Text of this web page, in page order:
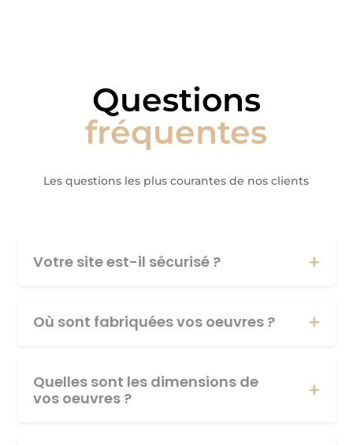
Questions
fréquentes
Les questions les plus courantes de nos clients
Votre site est-il sécurisé ?
Où sont fabriquées vos oeuvres ?
Quelles sont les dimensions de
vos oeuvres ?